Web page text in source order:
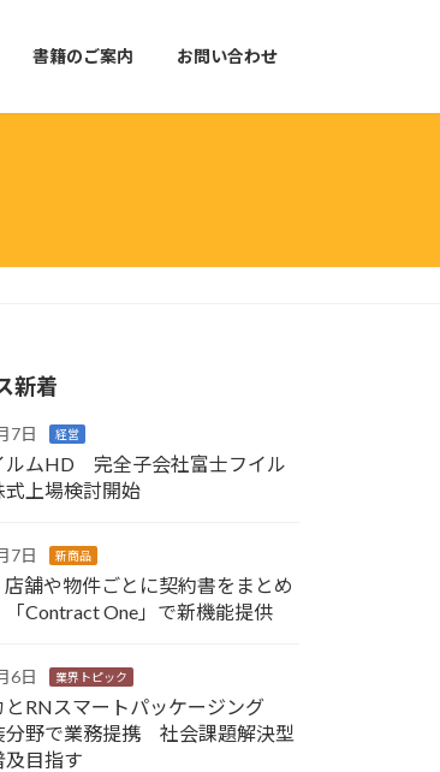
書籍のご案内 お問い合わせ
新着
7日 経営
ルムHD 完全子会社富士フイル
式上場検討開始
7日 新商品
舗や物件ごとに契約書をまとめ
Contract One」で新機能提供
6日 業界トピック
とRNスマートパッケージング
分野で業務提携 社会課題解決型
及目指す